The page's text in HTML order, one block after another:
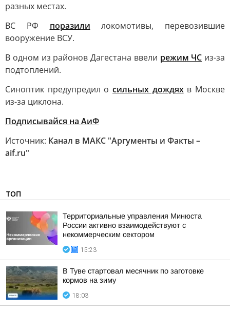
разных местах.
ВС РФ поразили локомотивы, перевозившие
вооружение ВСУ.
В одном из районов Дагестана ввели режим ЧС из-за
подтоплений.
Синоптик предупредил о сильных дождяхв Москве
из-за циклона.
Подписывайся на АиФ
Источник: Канал в МАКС "Аргументы и Факты –
aif.ru"
ТОП
Территориальные управления Минюста
России активно взаимодействуют с
некоммерческим сектором
15:23
В Туве стартовал месячник по заготовке
кормов на зиму
18:03